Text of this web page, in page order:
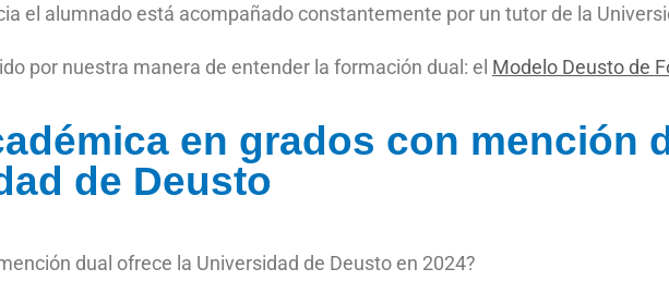
el alumnado está acompañado constantemente por un tutor de la
por nuestra manera de entender la formación dual: el Modelo Deusto de
en grados con mención
de Deusto
dual ofrece la Universidad de Deusto en 2024?